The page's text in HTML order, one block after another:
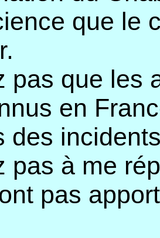
que le
pas que les
en
des
pas à me
pas